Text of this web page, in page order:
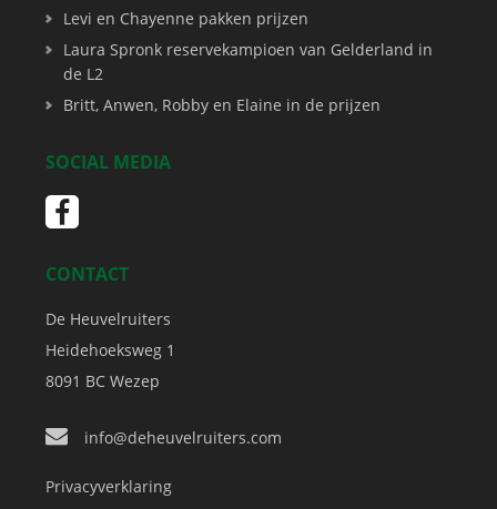
Levi en Chayenne pakken prijzen
Laura Spronk reservekampioen van Gelderland in
de L2
Britt, Anwen, Robby en Elaine in de prijzen
SOCIAL MEDIA
CONTACT
De Heuvelruiters
Heidehoeksweg 1
8091 BC Wezep
info@deheuvelruiters.com
Privacyverklaring